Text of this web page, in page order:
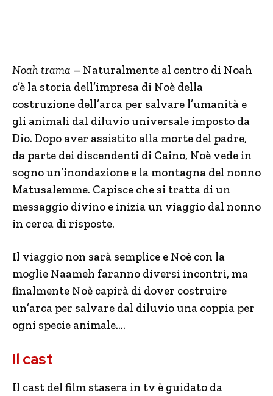
Noah trama – Naturalmente al centro di Noah
c’è la storia dell’impresa di Noè della
costruzione dell’arca per salvare l’umanità e
gli animali dal diluvio universale imposto da
Dio. Dopo aver assistito alla morte del padre,
da parte dei discendenti di Caino, Noè vede in
sogno un’inondazione e la montagna del nonno
Matusalemme. Capisce che si tratta di un
messaggio divino e inizia un viaggio dal nonno
in cerca di risposte.
Il viaggio non sarà semplice e Noè con la
moglie Naameh faranno diversi incontri, ma
finalmente Noè capirà di dover costruire
un’arca per salvare dal diluvio una coppia per
ogni specie animale….
Il cast
Il cast del film stasera in tv è guidato da